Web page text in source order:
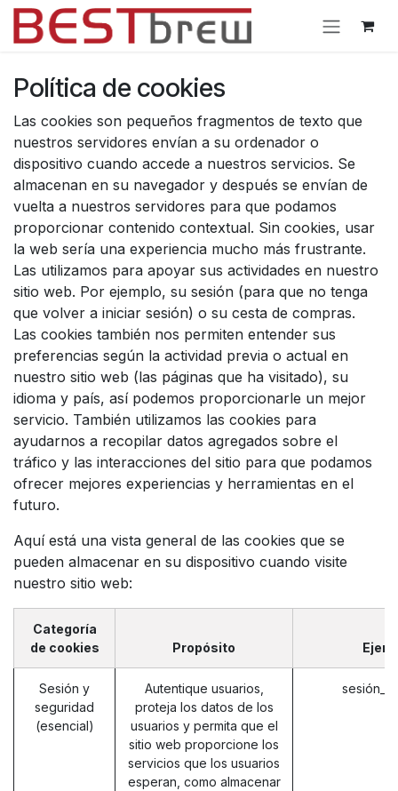
Ir al contenido
Política de cookies
Las cookies son pequeños fragmentos de texto que
nuestros servidores envían a su ordenador o
dispositivo cuando accede a nuestros servicios. Se
almacenan en su navegador y después se envían de
vuelta a nuestros servidores para que podamos
proporcionar contenido contextual. Sin cookies, usar
la web sería una experiencia mucho más frustrante.
Las utilizamos para apoyar sus actividades en nuestro
sitio web. Por ejemplo, su sesión (para que no tenga
que volver a iniciar sesión) o su cesta de compras.
Las cookies también nos permiten entender sus
preferencias según la actividad previa o actual en
nuestro sitio web (las páginas que ha visitado), su
idioma y país, así podemos proporcionarle un mejor
servicio. También utilizamos las cookies para
ayudarnos a recopilar datos agregados sobre el
tráfico y las interacciones del sitio para que podamos
ofrecer mejores experiencias y herramientas en el
futuro.
Aquí está una vista general de las cookies que se
pueden almacenar en su dispositivo cuando visite
nuestro sitio web:
Categoría
de cookies
Propósito
Sesión y
seguridad
(esencial)
Autentique usuarios,
proteja los datos de los
usuarios y permita que el
sitio web proporcione los
servicios que los usuarios
esperan, como almacenar